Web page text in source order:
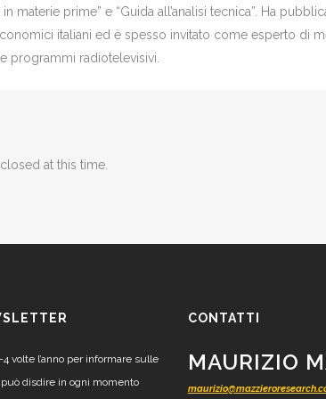
in materie prime” e “Guida all’analisi tecnica”. Ha
italiani ed è spesso invitato come esperto di
programmi radiotelevisivi.
at this time.
volte l’anno per informare sulle
disdire in ogni momento
CONTATTI
MAURIZIO